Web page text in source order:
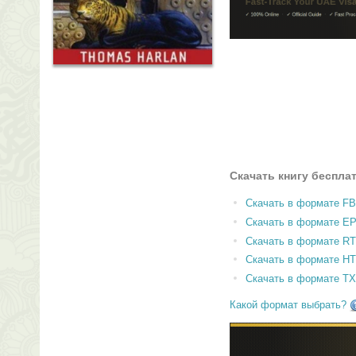
Скачать книгу
Скачать в формате
Скачать в формате
Скачать в формате
Скачать в формате
Скачать в формате
Какой формат выбрать?